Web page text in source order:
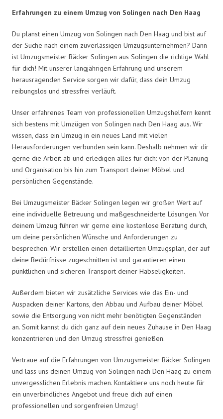
Erfahrungen zu einem Umzug von Solingen nach Den Haag
Du planst einen Umzug von Solingen nach Den Haag und bist auf
der Suche nach einem zuverlässigen Umzugsunternehmen? Dann
ist Umzugsmeister Bäcker Solingen aus Solingen die richtige Wahl
für dich! Mit unserer langjährigen Erfahrung und unserem
herausragenden Service sorgen wir dafür, dass dein Umzug
reibungslos und stressfrei verläuft.
Unser erfahrenes Team von professionellen Umzugshelfern kennt
sich bestens mit Umzügen von Solingen nach Den Haag aus. Wir
wissen, dass ein Umzug in ein neues Land mit vielen
Herausforderungen verbunden sein kann. Deshalb nehmen wir dir
gerne die Arbeit ab und erledigen alles für dich: von der Planung
und Organisation bis hin zum Transport deiner Möbel und
persönlichen Gegenstände.
Bei Umzugsmeister Bäcker Solingen legen wir großen Wert auf
eine individuelle Betreuung und maßgeschneiderte Lösungen. Vor
deinem Umzug führen wir gerne eine kostenlose Beratung durch,
um deine persönlichen Wünsche und Anforderungen zu
besprechen. Wir erstellen einen detaillierten Umzugsplan, der auf
deine Bedürfnisse zugeschnitten ist und garantieren einen
pünktlichen und sicheren Transport deiner Habseligkeiten.
Außerdem bieten wir zusätzliche Services wie das Ein- und
Auspacken deiner Kartons, den Abbau und Aufbau deiner Möbel
sowie die Entsorgung von nicht mehr benötigten Gegenständen
an. Somit kannst du dich ganz auf dein neues Zuhause in Den Haag
konzentrieren und den Umzug stressfrei genießen.
Vertraue auf die Erfahrungen von Umzugsmeister Bäcker Solingen
und lass uns deinen Umzug von Solingen nach Den Haag zu einem
unvergesslichen Erlebnis machen. Kontaktiere uns noch heute für
ein unverbindliches Angebot und freue dich auf einen
professionellen und sorgenfreien Umzug!